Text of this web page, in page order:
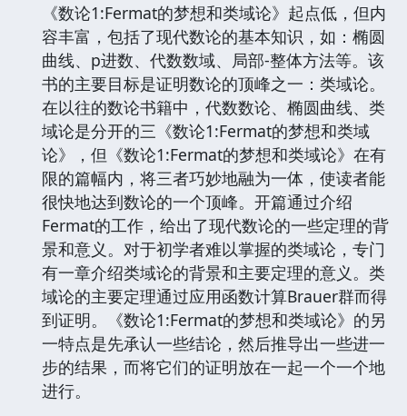
《数论1:Fermat的梦想和类域论》起点低，但内
容丰富，包括了现代数论的基本知识，如：椭圆
曲线、p进数、代数数域、局部-整体方法等。该
书的主要目标是证明数论的顶峰之一：类域论。
在以往的数论书籍中，代数数论、椭圆曲线、类
域论是分开的三《数论1:Fermat的梦想和类域
论》，但《数论1:Fermat的梦想和类域论》在有
限的篇幅内，将三者巧妙地融为一体，使读者能
很快地达到数论的一个顶峰。开篇通过介绍
Fermat的工作，给出了现代数论的一些定理的背
景和意义。对于初学者难以掌握的类域论，专门
有一章介绍类域论的背景和主要定理的意义。类
域论的主要定理通过应用函数计算Brauer群而得
到证明。《数论1:Fermat的梦想和类域论》的另
一特点是先承认一些结论，然后推导出一些进一
步的结果，而将它们的证明放在一起一个一个地
进行。